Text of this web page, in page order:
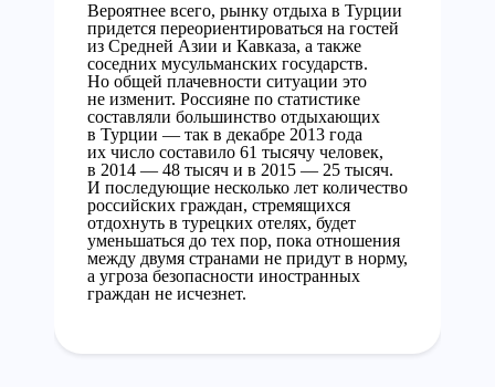
Вероятнее всего, рынку отдыха в Турции
придется переориентироваться на гостей
из Средней Азии и Кавказа, а также
соседних мусульманских государств.
Но общей плачевности ситуации это
не изменит. Россияне по статистике
составляли большинство отдыхающих
в Турции — так в декабре 2013 года
их число составило 61 тысячу человек,
в 2014 — 48 тысяч и в 2015 — 25 тысяч.
И последующие несколько лет количество
российских граждан, стремящихся
отдохнуть в турецких отелях, будет
уменьшаться до тех пор, пока отношения
между двумя странами не придут в норму,
а угроза безопасности иностранных
граждан не исчезнет.